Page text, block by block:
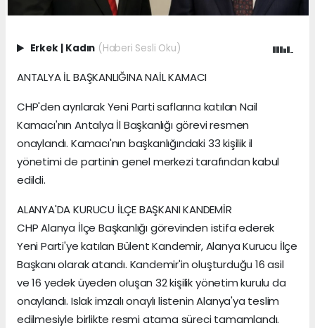
Erkek | Kadın (Haberi Sesli Oku)
ANTALYA İL BAŞKANLIĞINA NAİL KAMACI
CHP'den ayrılarak Yeni Parti saflarına katılan Nail
Kamacı'nın Antalya İl Başkanlığı görevi resmen
onaylandı. Kamacı'nın başkanlığındaki 33 kişilik il
yönetimi de partinin genel merkezi tarafından kabul
edildi.
ALANYA'DA KURUCU İLÇE BAŞKANI KANDEMİR
CHP Alanya İlçe Başkanlığı görevinden istifa ederek
Yeni Parti'ye katılan Bülent Kandemir, Alanya Kurucu İlçe
Başkanı olarak atandı. Kandemir'in oluşturduğu 16 asil
ve 16 yedek üyeden oluşan 32 kişilik yönetim kurulu da
onaylandı. Islak imzalı onaylı listenin Alanya'ya teslim
edilmesiyle birlikte resmi atama süreci tamamlandı.